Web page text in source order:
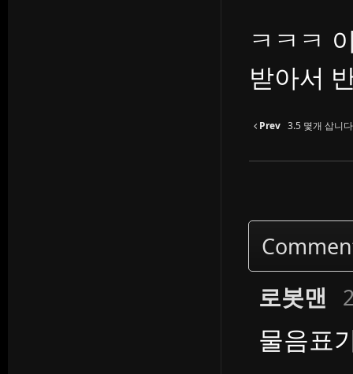
ㅋㅋㅋ
받아서
Prev 3.5 몇개 삽니다
로봇맨
물음표